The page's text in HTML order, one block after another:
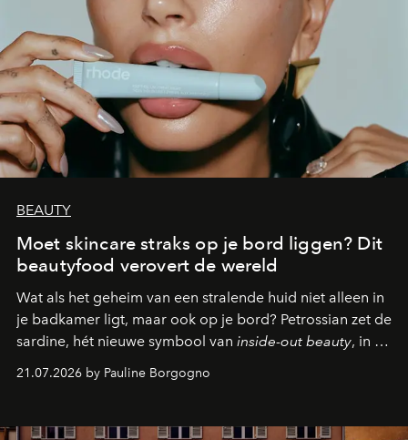
BEAUTY
Moet skincare straks op je bord liggen? Dit
beautyfood verovert de wereld
Wat als het geheim van een stralende huid niet alleen in
je badkamer ligt, maar ook op je bord? Petrossian zet de
sardine, hét nieuwe symbool van inside-out beauty, in de
21.07.2026 by Pauline Borgogno